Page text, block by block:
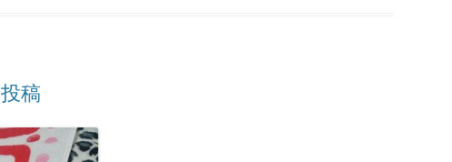
稿